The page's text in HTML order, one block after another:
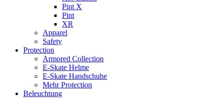
Pint X
Pint
XR
Apparel
Safety
Protection
Armored Collection
E-Skate Helme
E-Skate Handschuhe
Mehr Protection
Beleuchtung